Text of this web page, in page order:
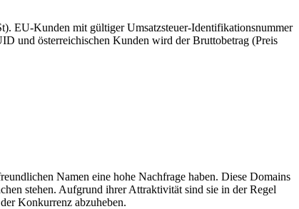
EU-Kunden mit gültiger Umsatzsteuer-Identifikationsnummer
und österreichischen Kunden wird der Bruttobetrag (Preis
Namen eine hohe Nachfrage haben. Diese Domains
stehen. Aufgrund ihrer Attraktivität sind sie in der Regel
Konkurrenz abzuheben.